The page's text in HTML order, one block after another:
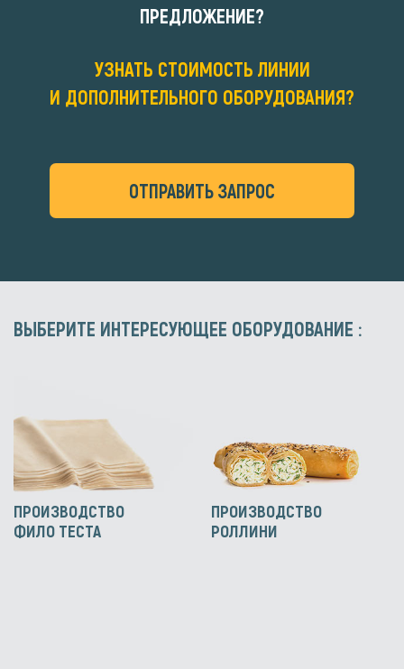
ПРЕДЛОЖЕНИЕ?
УЗНАТЬ СТОИМОСТЬ ЛИНИИ
И ДОПОЛНИТЕЛЬНОГО ОБОРУДОВАНИЯ?
ОТПРАВИТЬ ЗАПРОС
ВЫБЕРИТЕ ИНТЕРЕСУЮЩЕЕ ОБОРУДОВАНИЕ :
ПРОИЗВОДСТВО
ФИЛО ТЕСТА
ПРОИЗВОДСТВО
РОЛЛИНИ